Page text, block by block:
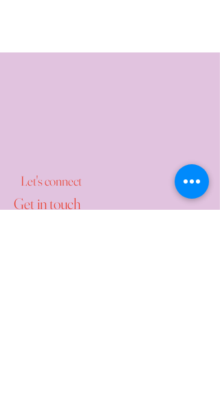
Get in touch
Let's connect